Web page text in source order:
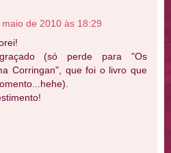
de 2010 às 18:29
(só perde para "Os
Corringan", que foi o livro que